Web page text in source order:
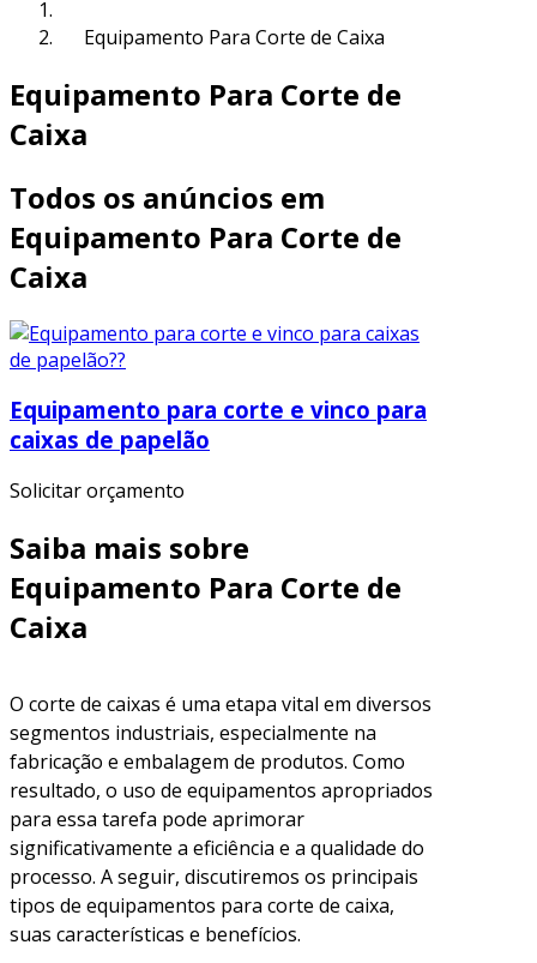
Equipamento Para Corte de Caixa
Equipamento Para Corte de
Caixa
Todos os anúncios em
Equipamento Para Corte de
Caixa
Equipamento para corte e vinco para
caixas de papelão
Solicitar orçamento
Saiba mais sobre
Equipamento Para Corte de
Caixa
O corte de caixas é uma etapa vital em diversos
segmentos industriais, especialmente na
fabricação e embalagem de produtos. Como
resultado, o uso de equipamentos apropriados
para essa tarefa pode aprimorar
significativamente a eficiência e a qualidade do
processo. A seguir, discutiremos os principais
tipos de equipamentos para corte de caixa,
suas características e benefícios.